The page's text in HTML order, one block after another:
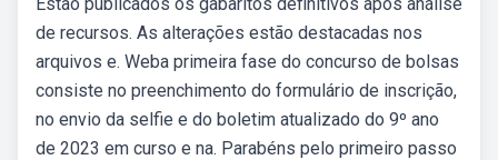
de recursos. As alterações estão destacadas nos
arquivos e. Weba primeira fase do concurso de bolsas
consiste no preenchimento do formulário de inscrição,
no envio da selfie e do boletim atualizado do 9º ano
de 2023 em curso e na. Parabéns pelo primeiro passo